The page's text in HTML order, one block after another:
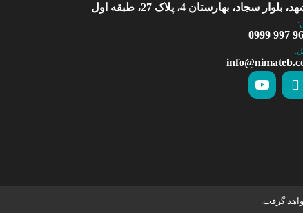
بلوار سجاد، بهارستان 4، پلاک 27، طبقه اول
9636
گرفت.